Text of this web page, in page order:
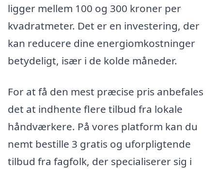
ligger mellem 100 og 300 kroner per
kvadratmeter. Det er en investering, der
kan reducere dine energiomkostninger
betydeligt, især i de kolde måneder.
For at få den mest præcise pris anbefales
det at indhente flere tilbud fra lokale
håndværkere. På vores platform kan du
nemt bestille 3 gratis og uforpligtende
tilbud fra fagfolk, der specialiserer sig i